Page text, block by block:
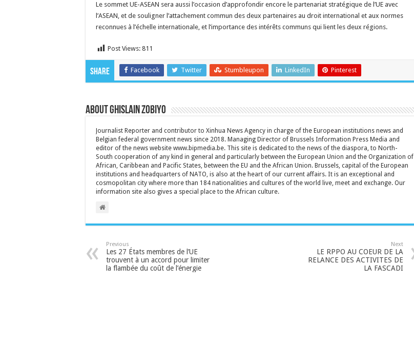
Le sommet UE-ASEAN sera aussi l’occasion d’approfondir encore le partenariat stratégique de l’UE avec
l’ASEAN, et de souligner l’attachement commun des deux partenaires au droit international et aux normes
reconnues à l’échelle internationale, et l’importance des intérêts communs qui lient les deux régions.
Post Views: 811
Share Facebook Twitter Stumbleupon LinkedIn Pinterest
About Ghislain Zobiyo
Journalist Reporter and contributor to Xinhua News Agency in charge of the European institutions news and
Belgian federal government news since 2018. Managing Director of Brussels Information Press Media and
editor of the news website www.bipmedia.be. This site is dedicated to the news of the diaspora, to North-
South cooperation of any kind in general and particularly between the European Union and the Organization of
African, Caribbean and Pacific States, between the EU and the African Union. Brussels, capital of the European
institutions and headquarters of NATO, is also at the heart of our current affairs. It is an exceptional and
cosmopolitan city where more than 184 nationalities and cultures of the world live, meet and exchange. Our
information site also gives a special place to the African culture.
Previous
Les 27 États membres de l’UE
trouvent à un accord pour limiter
la flambée du coût de l’énergie
Next
LE RPPO AU COEUR DE LA
RELANCE DES ACTIVITES DE
LA FASCADI